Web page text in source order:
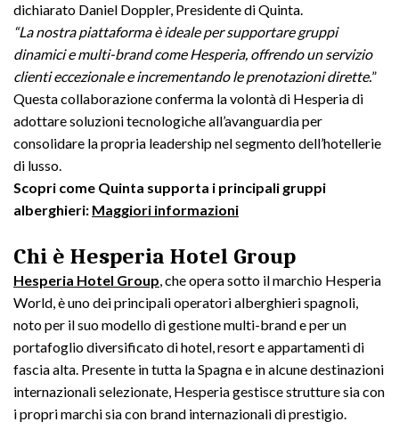
dichiarato Daniel Doppler, Presidente di Quinta.
“La nostra piattaforma è ideale per supportare gruppi
dinamici e multi-brand come Hesperia, offrendo un servizio
clienti eccezionale e incrementando le prenotazioni dirette.”
Questa collaborazione conferma la volontà di Hesperia di
adottare soluzioni tecnologiche all’avanguardia per
consolidare la propria leadership nel segmento dell’hotellerie
di lusso.
Scopri come Quinta supporta i principali gruppi
alberghieri: Maggiori informazioni
Chi è Hesperia Hotel Group
Hesperia Hotel Group,che opera sotto il marchio Hesperia
World, è uno dei principali operatori alberghieri spagnoli,
noto per il suo modello di gestione multi-brand e per un
portafoglio diversificato di hotel, resort e appartamenti di
fascia alta. Presente in tutta la Spagna e in alcune destinazioni
internazionali selezionate, Hesperia gestisce strutture sia con
i propri marchi sia con brand internazionali di prestigio.